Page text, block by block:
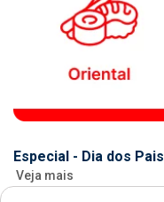
Especial - Dia dos Pais
Veja mais